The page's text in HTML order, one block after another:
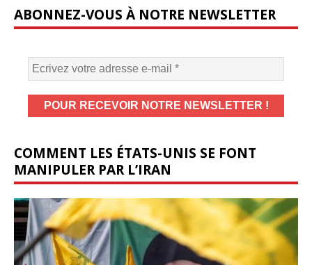
ABONNEZ-VOUS À NOTRE NEWSLETTER
COMMENT LES ÉTATS-UNIS SE FONT
MANIPULER PAR L’IRAN